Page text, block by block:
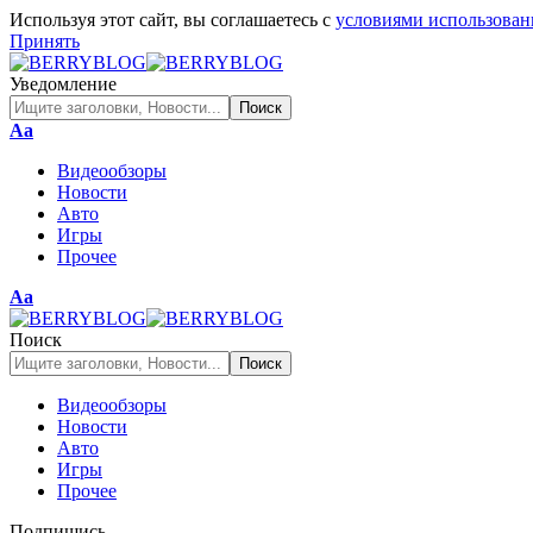
Используя этот сайт, вы соглашаетесь с условиями
Принять
Уведомление
Изменение
шрифта
Аа
Видеообзоры
Новости
Авто
Игры
Прочее
Изменение
размера
шрифта
Аа
Поиск
Видеообзоры
Новости
Авто
Игры
Прочее